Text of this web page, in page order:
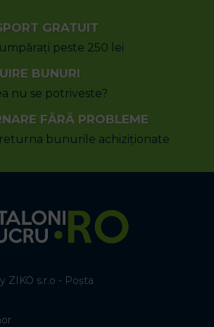
GRATUIT
peste 250 lei
BUNURI
nu se potriveste?
FĂRĂ PROBLEME
bunurile achiziționate
ZIKO s.r.o - Poșta